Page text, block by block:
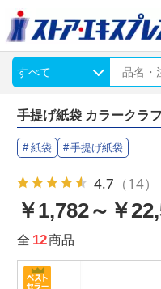
手提げ紙袋 カラークラ
紙袋 手提げ紙袋
4.7 （14）
￥1,782～￥
全 12商品